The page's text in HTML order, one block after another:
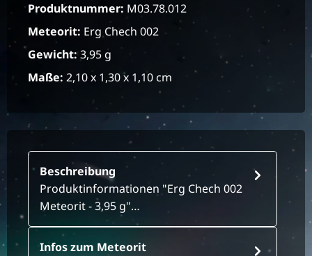
Produktnummer: M03.78.012
Meteorit: Erg Chech 002
Gewicht: 3,95 g
Maße: 2,10 x 1,30 x 1,10 cm
Beschreibung
Produktinformationen "Erg Chech 002
Meteorit - 3,95 g"…
Infos zum Meteorit